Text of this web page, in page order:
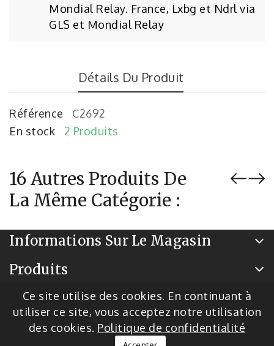
Mondial Relay. France, Lxbg et Ndrl via
GLS et Mondial Relay
Détails Du Produit
Référence
C2692
En stock
2 Produits
16 Autres Produits De
La Même Catégorie :
Informations Sur Le Magasin
Produits
Notre Société
Ce site utilise des cookies. En continuant à
utiliser ce site, vous acceptez notre utilisation
des cookies. Politique de confidentialité
© 2026 - Logiciel de commerce électronique par